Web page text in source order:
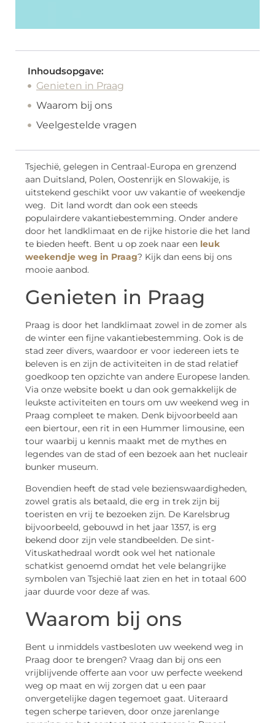
Inhoudsopgave:
Genieten in Praag
Waarom bij ons
Veelgestelde vragen
Tsjechië, gelegen in Centraal-Europa en grenzend
aan Duitsland, Polen, Oostenrijk en Slowakije, is
uitstekend geschikt voor uw vakantie of weekendje
weg. Dit land wordt dan ook een steeds
populairdere vakantiebestemming. Onder andere
door het landklimaat en de rijke historie die het land
te bieden heeft. Bent u op zoek naar een leuk
weekendje weg in Praag? Kijk dan eens bij ons
mooie aanbod.
Genieten in Praag
Praag is door het landklimaat zowel in de zomer als
de winter een fijne vakantiebestemming. Ook is de
stad zeer divers, waardoor er voor iedereen iets te
beleven is en zijn de activiteiten in de stad relatief
goedkoop ten opzichte van andere Europese landen.
Via onze website boekt u dan ook gemakkelijk de
leukste activiteiten en tours om uw weekend weg in
Praag compleet te maken. Denk bijvoorbeeld aan
een biertour, een rit in een Hummer limousine, een
tour waarbij u kennis maakt met de mythes en
legendes van de stad of een bezoek aan het nucleair
bunker museum.
Bovendien heeft de stad vele bezienswaardigheden,
zowel gratis als betaald, die erg in trek zijn bij
toeristen en vrij te bezoeken zijn. De Karelsbrug
bijvoorbeeld, gebouwd in het jaar 1357, is erg
bekend door zijn vele standbeelden. De sint-
Vituskathedraal wordt ook wel het nationale
schatkist genoemd omdat het vele belangrijke
symbolen van Tsjechië laat zien en het in totaal 600
jaar duurde voor deze af was.
Waarom bij ons
Bent u inmiddels vastbesloten uw weekend weg in
Praag door te brengen? Vraag dan bij ons een
vrijblijvende offerte aan voor uw perfecte weekend
weg op maat en wij zorgen dat u een paar
onvergetelijke dagen tegemoet gaat. Uiteraard
tegen scherpe tarieven, door onze jarenlange